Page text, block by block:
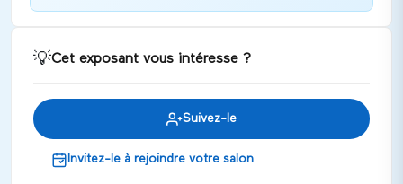
Le Solem comme on l'aime
💡Cet exposant vous intéresse ?
Suivez-le
Invitez-le à rejoindre votre salon